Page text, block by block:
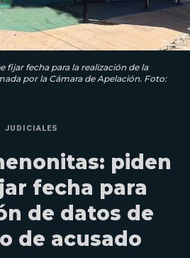
fijar fecha para la realización de la
por la Cámara de Apelación. Foto:
JUDICIALES
piden
fecha para
de datos de
de acusado